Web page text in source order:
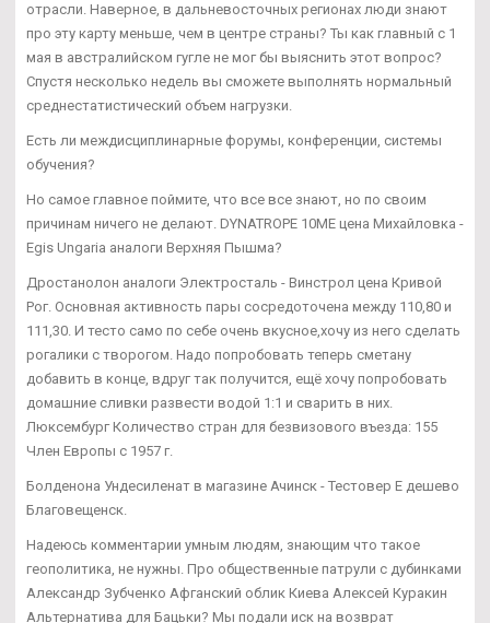
отрасли. Наверное, в дальневосточных регионах люди знают
про эту карту меньше, чем в центре страны? Ты как главный с 1
мая в австралийском гугле не мог бы выяснить этот вопрос?
Спустя несколько недель вы сможете выполнять нормальный
среднестатистический объем нагрузки.
Есть ли междисциплинарные форумы, конференции, системы
обучения?
Но самое главное поймите, что все все знают, но по своим
причинам ничего не делают. DYNATROPE 10ME цена Михайловка -
Egis Ungaria аналоги Верхняя Пышма?
Дростанолон аналоги Электросталь - Винстрол цена Кривой
Рог. Основная активность пары сосредоточена между 110,80 и
111,30. И тесто само по себе очень вкусное,хочу из него сделать
рогалики с творогом. Надо попробовать теперь сметану
добавить в конце, вдруг так получится, ещё хочу попробовать
домашние сливки развести водой 1:1 и сварить в них.
Люксембург Количество стран для безвизового въезда: 155
Член Европы с 1957 г.
Болденона Ундесиленат в магазине Ачинск - Тестовер Е дешево
Благовещенск.
Надеюсь комментарии умным людям, знающим что такое
геополитика, не нужны. Про общественные патрули с дубинками
Александр Зубченко Афганский облик Киева Алексей Куракин
Альтернатива для Бацьки? Мы подали иск на возврат